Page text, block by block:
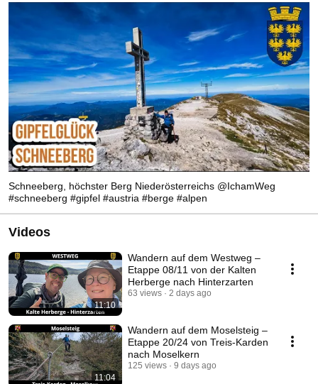
Schneeberg, höchster Berg Niederösterreichs @IchamWeg
#schneeberg #gipfel #austria #berge #alpen
Videos
11:10
Wandern auf dem Westweg –
Etappe 08/11 von der Kalten
Herberge nach Hinterzarten
63 views 2 days ago
11:04
Wandern auf dem Moselsteig –
Etappe 20/24 von Treis-Karden
nach Moselkern
125 views 9 days ago